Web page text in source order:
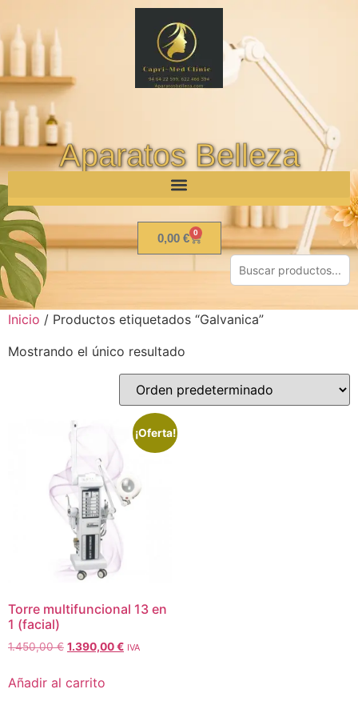
Aparatos Belleza
0,00 € 0
Inicio / Productos etiquetados “Galvanica”
Mostrando el único resultado
¡Oferta!
Torre multifuncional 13 en
1 (facial)
1.450,00€ 1.390,00€ IVA
Añadir al carrito